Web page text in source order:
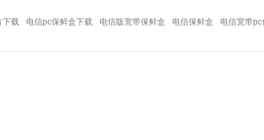
下载 电信pc保鲜盒下载 电信版宽带保鲜盒 电信保鲜盒
电信宽带pc